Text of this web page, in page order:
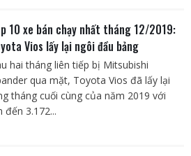
10 xe bán chạy nhất tháng 12/2019:
Vios lấy lại ngôi đầu bảng
hai tháng liên tiếp bị Mitsubishi
qua mặt, Toyota Vios đã lấy lại
tháng cuối cùng của năm 2019 với
3.172...